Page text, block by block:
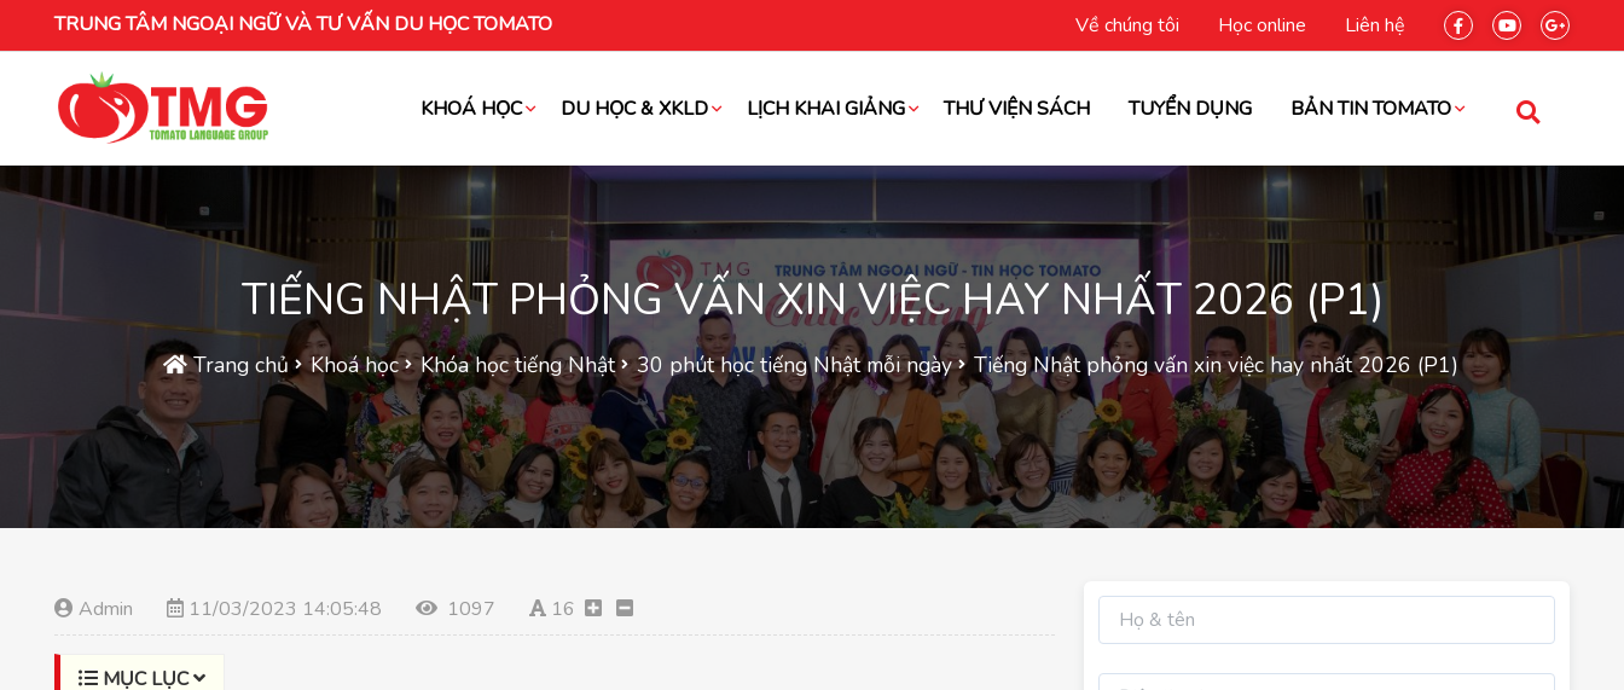
TRUNG TÂM NGOẠI NGỮ VÀ TƯ VẤN DU HỌC TOMATO Về chúng tôi Học online Liên hệ
KHOÁ HỌC DU HỌC & XKLD LỊCH KHAI GIẢNG THƯ VIỆN SÁCH TUYỂN DỤNG BẢN TIN TOMATO
TIẾNG NHẬT PHỎNG VẤN XIN VIỆC HAY NHẤT 2026 (P1)
Trang chủ Khoá học Khóa học tiếng Nhật 30 phút học tiếng Nhật mỗi ngày Tiếng Nhật phỏng vấn xin việc hay nhất 2026 (P1)
Admin 11/03/2023 14:05:48 1097 16
MỤC LỤC